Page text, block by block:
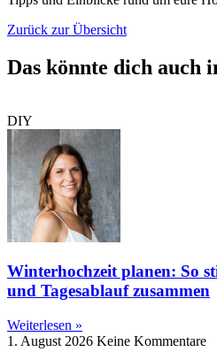
Zurück zur Übersicht
Das könnte dich auch
DIY
Winterhochzeit planen: So
und Tagesablauf zusammen
Weiterlesen »
1. August 2026 Keine Kommentare